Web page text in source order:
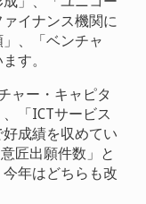
イナンス機関に
、「ベンチャ
す。
ャー・キャピタ
「ICTサービス
成績を収めてい
匠出願件数」と
年はどちらも改